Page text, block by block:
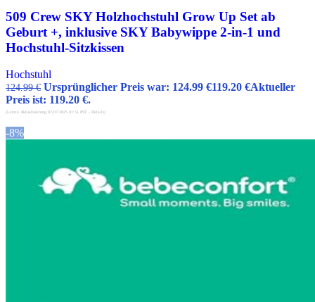
509 Crew SKY Holzhochstuhl Grow Up Set ab
Geburt +, inklusive SKY Babywippe 2-in-1 und
Hochstuhl-Sitzkissen
Hochstuhl
124.99€ Ursprünglicher Preis war: 124.99 €119.20 €Aktueller
Preis ist: 119.20 €.
(Letzte Aktualisierung 07/07/2025 01:51 PST - Details)
-8%